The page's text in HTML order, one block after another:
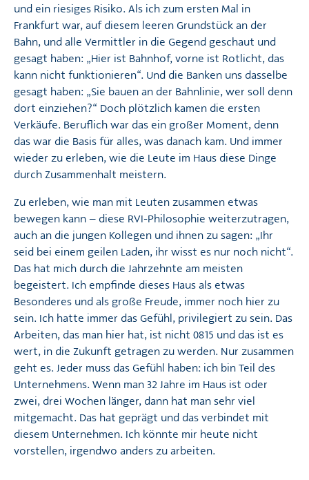
und ein riesiges Risiko. Als ich zum ersten Mal in
Frankfurt war, auf diesem leeren Grundstück an der
Bahn, und alle Vermittler in die Gegend geschaut und
gesagt haben: „Hier ist Bahnhof, vorne ist Rotlicht, das
kann nicht funktionieren“. Und die Banken uns dasselbe
gesagt haben: „Sie bauen an der Bahnlinie, wer soll denn
dort einziehen?“ Doch plötzlich kamen die ersten
Verkäufe. Beruflich war das ein großer Moment, denn
das war die Basis für alles, was danach kam. Und immer
wieder zu erleben, wie die Leute im Haus diese Dinge
durch Zusammenhalt meistern.
Zu erleben, wie man mit Leuten zusammen etwas
bewegen kann – diese RVI-Philosophie weiterzutragen,
auch an die jungen Kollegen und ihnen zu sagen: „Ihr
seid bei einem geilen Laden, ihr wisst es nur noch nicht“.
Das hat mich durch die Jahrzehnte am meisten
begeistert. Ich empfinde dieses Haus als etwas
Besonderes und als große Freude, immer noch hier zu
sein. Ich hatte immer das Gefühl, privilegiert zu sein. Das
Arbeiten, das man hier hat, ist nicht 0815 und das ist es
wert, in die Zukunft getragen zu werden. Nur zusammen
geht es. Jeder muss das Gefühl haben: ich bin Teil des
Unternehmens. Wenn man 32 Jahre im Haus ist oder
zwei, drei Wochen länger, dann hat man sehr viel
mitgemacht. Das hat geprägt und das verbindet mit
diesem Unternehmen. Ich könnte mir heute nicht
vorstellen, irgendwo anders zu arbeiten.